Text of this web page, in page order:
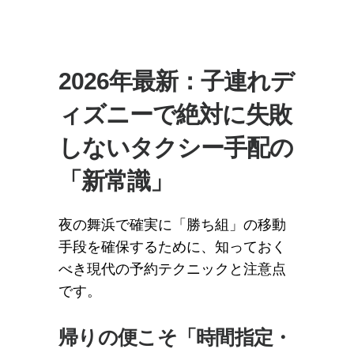
2026年最新：子連れデ
ィズニーで絶対に失敗
しないタクシー手配の
「新常識」
夜の舞浜で確実に「勝ち組」の移動
手段を確保するために、知っておく
べき現代の予約テクニックと注意点
です。
帰りの便こそ「時間指定・